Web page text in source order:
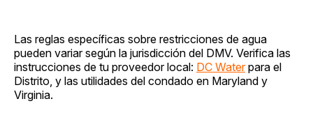
Las reglas específicas sobre restricciones de agua
pueden variar según la jurisdicción del DMV. Verifica las
instrucciones de tu proveedor local: DC Waterpara el
Distrito, y las utilidades del condado en Maryland y
Virginia.